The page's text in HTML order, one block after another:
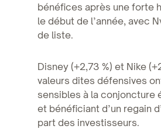
bénéfices après une forte
le début de l’année, avec
de liste.
Disney (+2,73 %) et Nike
valeurs dites défensives
sensibles à la conjoncture
et bénéficiant d’un regain
part des investisseurs.